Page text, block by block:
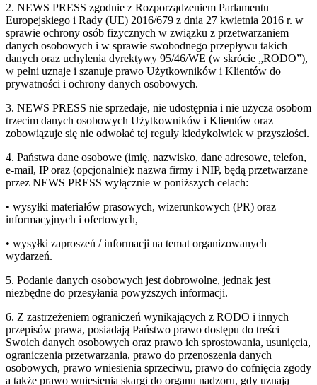
2. NEWS PRESS zgodnie z Rozporządzeniem Parlamentu
Europejskiego i Rady (UE) 2016/679 z dnia 27 kwietnia 2016 r. w
sprawie ochrony osób fizycznych w związku z przetwarzaniem
danych osobowych i w sprawie swobodnego przepływu takich
danych oraz uchylenia dyrektywy 95/46/WE (w skrócie „RODO”),
w pełni uznaje i szanuje prawo Użytkowników i Klientów do
prywatności i ochrony danych osobowych.
3. NEWS PRESS nie sprzedaje, nie udostępnia i nie użycza osobom
trzecim danych osobowych Użytkowników i Klientów oraz
zobowiązuje się nie odwołać tej reguły kiedykolwiek w przyszłości.
4. Państwa dane osobowe (imię, nazwisko, dane adresowe, telefon,
e-mail, IP oraz (opcjonalnie): nazwa firmy i NIP, będą przetwarzane
przez NEWS PRESS wyłącznie w poniższych celach:
• wysyłki materiałów prasowych, wizerunkowych (PR) oraz
informacyjnych i ofertowych,
• wysyłki zaproszeń / informacji na temat organizowanych
wydarzeń.
5. Podanie danych osobowych jest dobrowolne, jednak jest
niezbędne do przesyłania powyższych informacji.
6. Z zastrzeżeniem ograniczeń wynikających z RODO i innych
przepisów prawa, posiadają Państwo prawo dostępu do treści
Swoich danych osobowych oraz prawo ich sprostowania, usunięcia,
ograniczenia przetwarzania, prawo do przenoszenia danych
osobowych, prawo wniesienia sprzeciwu, prawo do cofnięcia zgody
a także prawo wniesienia skargi do organu nadzoru, gdy uznają